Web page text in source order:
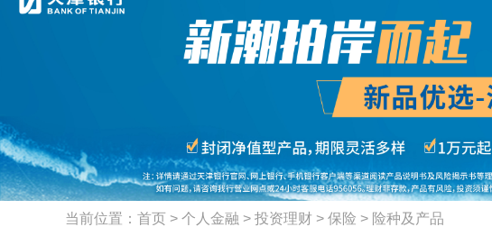
当前位置： 首页 > 个人金融 > 投资理财 > 保险 > 险种及产品